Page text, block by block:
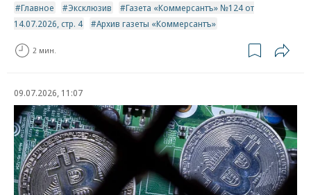
Главное
Эксклюзив
Газета «Коммерсантъ» №124 от
14.07.2026, стр. 4
Архив газеты «Коммерсантъ»
2 мин.
09.07.2026, 11:07